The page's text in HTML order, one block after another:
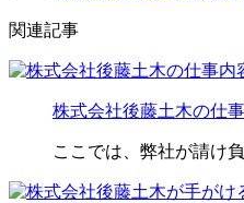
関連記事
株式会社後藤土木の仕
ここでは、弊社が請け